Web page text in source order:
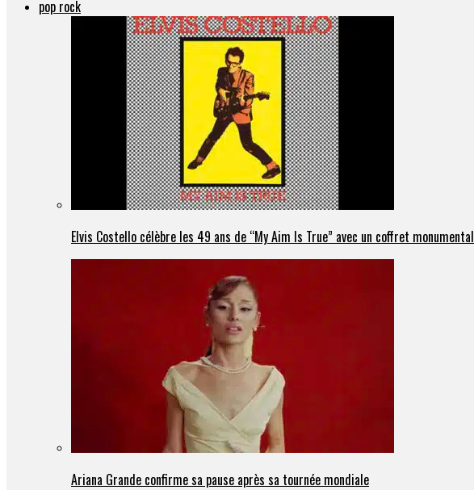
pop rock
Elvis Costello célèbre les 49 ans de “My Aim Is True” avec un coffret monumental
Ariana Grande confirme sa pause après sa tournée mondiale